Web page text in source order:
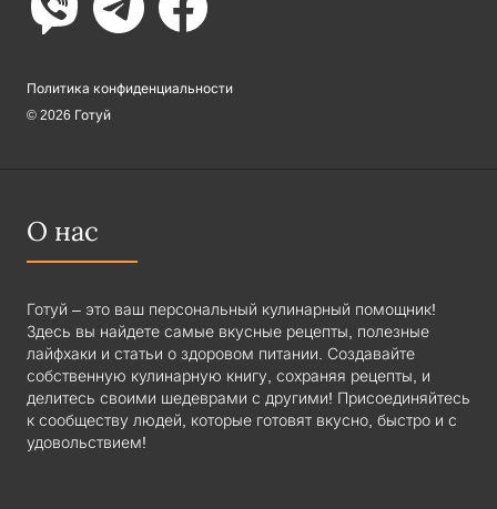
Политика конфиденциальности
© 2026 Готуй
О нас
Готуй – это ваш персональный кулинарный помощник!
Здесь вы найдете самые вкусные рецепты, полезные
лайфхаки и статьи о здоровом питании. Создавайте
собственную кулинарную книгу, сохраняя рецепты, и
делитесь своими шедеврами с другими! Присоединяйтесь
к сообществу людей, которые готовят вкусно, быстро и с
удовольствием!